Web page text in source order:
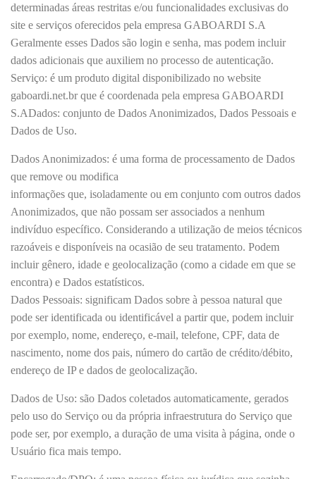
determinadas áreas restritas e/ou funcionalidades exclusivas do
site e serviços oferecidos pela empresa GABOARDI S.A
Geralmente esses Dados são login e senha, mas podem incluir
dados adicionais que auxiliem no processo de autenticação.
Serviço: é um produto digital disponibilizado no website
gaboardi.net.br que é coordenada pela empresa GABOARDI
S.ADados: conjunto de Dados Anonimizados, Dados Pessoais e
Dados de Uso.
Dados Anonimizados: é uma forma de processamento de Dados
que remove ou modifica
informações que, isoladamente ou em conjunto com outros dados
Anonimizados, que não possam ser associados a nenhum
indivíduo específico. Considerando a utilização de meios técnicos
razoáveis e disponíveis na ocasião de seu tratamento. Podem
incluir gênero, idade e geolocalização (como a cidade em que se
encontra) e Dados estatísticos.
Dados Pessoais: significam Dados sobre à pessoa natural que
pode ser identificada ou identificável a partir que, podem incluir
por exemplo, nome, endereço, e-mail, telefone, CPF, data de
nascimento, nome dos pais, número do cartão de crédito/débito,
endereço de IP e dados de geolocalização.
Dados de Uso: são Dados coletados automaticamente, gerados
pelo uso do Serviço ou da própria infraestrutura do Serviço que
pode ser, por exemplo, a duração de uma visita à página, onde o
Usuário fica mais tempo.